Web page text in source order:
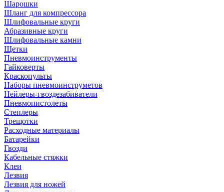
Шарошки
Шланг для компрессора
Шлифовальные круги
Абразивные круги
Шлифовальные камни
Щетки
Пневмоинструменты
Гайковерты
Краскопульты
Наборы пневмоинструметов
Нейлеры-гвоздезабиватели
Пневмопистолеты
Степлеры
Трещотки
Расходные материалы
Батарейки
Гвозди
Кабельные стяжки
Клеи
Лезвия
Лезвия для ножей